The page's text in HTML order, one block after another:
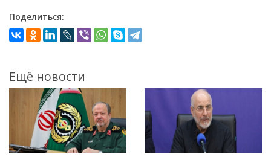
Поделиться:
Ещё новости